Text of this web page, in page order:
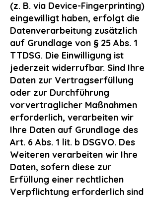
(z. B. via Device-Fingerprinting)
eingewilligt haben, erfolgt die
Datenverarbeitung zusätzlich
auf Grundlage von § 25 Abs. 1
TTDSG. Die Einwilligung ist
jederzeit widerrufbar. Sind Ihre
Daten zur Vertragserfüllung
oder zur Durchführung
vorvertraglicher Maßnahmen
erforderlich, verarbeiten wir
Ihre Daten auf Grundlage des
Art. 6 Abs. 1 lit. b DSGVO. Des
Weiteren verarbeiten wir Ihre
Daten, sofern diese zur
Erfüllung einer rechtlichen
Verpflichtung erforderlich sind